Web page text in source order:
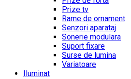
Prize tv
Rame de ornament
Senzori aparataj
Sonerie modulara
Suport fixare
Surse de lumina
Variatoare
Iluminat